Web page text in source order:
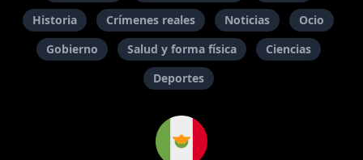
Historia
Crímenes reales Noticias
Ocio
Gobierno
Salud y forma física
Ciencias
Deportes